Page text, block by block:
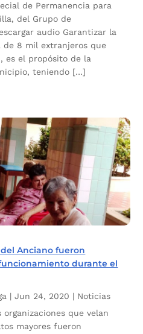
de Permanencia para
del Grupo de
audio Garantizar la
de 8 mil extranjeros que
es el propósito de la
teniendo […]
Anciano fueron
durante el
|Jun 24, 2020 | Noticias
que velan
mayores fueron